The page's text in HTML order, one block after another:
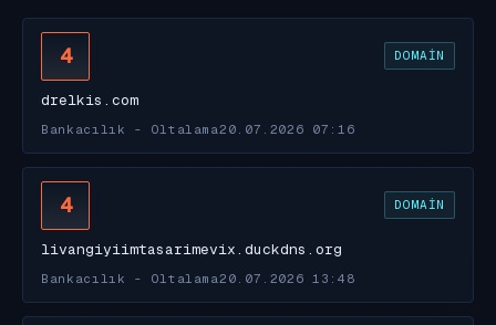
4 DOMAIN
drelkis.com
Bankacılık - Oltalama20.07.2026 07:16
4 DOMAIN
livangiyiimtasarimevix.duckdns.org
Bankacılık - Oltalama20.07.2026 13:48